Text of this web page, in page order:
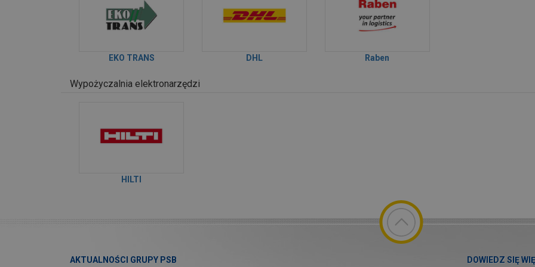
EKO TRANS DHL Raben
Wypożyczalnia elektronarzędzi
HILTI
AKTUALNOŚCI GRUPY PSB DOWIEDZ SIĘ